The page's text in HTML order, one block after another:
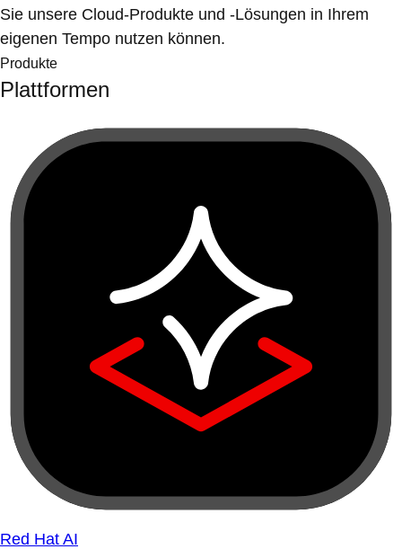
Sie unsere Cloud-Produkte und -Lösungen in Ihrem
eigenen Tempo nutzen können.
Produkte
Plattformen
Red Hat AI